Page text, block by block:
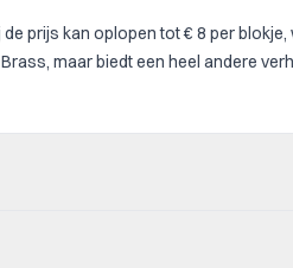
prijs kan oplopen tot € 8 per blokje,
maar biedt een heel andere